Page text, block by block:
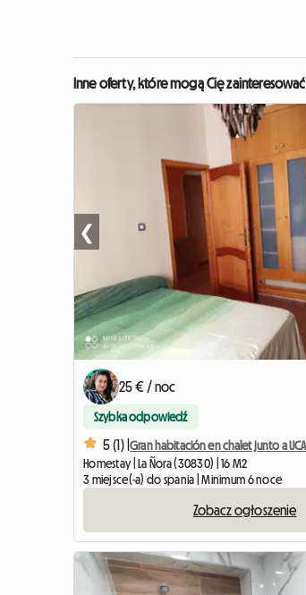
Inne oferty, które mogą Cię zainteresować
❮
25 € / noc
Szybka odpowiedź
5 (1) |
Homestay | La Ñora (30830) | 16 M2
3 miejsce(-a) do spania | Minimum 6 noce
Zobacz ogłoszenie